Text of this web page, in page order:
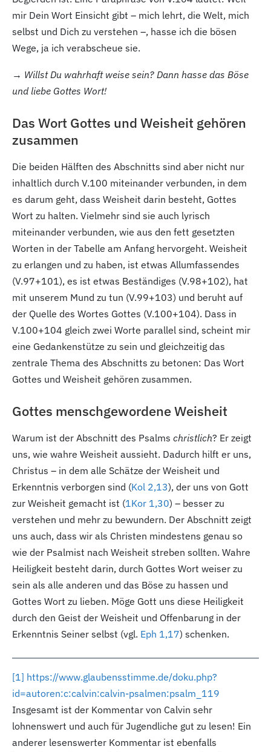
mir Dein Wort Einsicht gibt – mich lehrt, die Welt, mich
selbst und Dich zu verstehen –, hasse ich die bösen
Wege, ja ich verabscheue sie.
→ Willst Du wahrhaft weise sein? Dann hasse das Böse
und liebe Gottes Wort!
Das Wort Gottes und Weisheit gehören
zusammen
Die beiden Hälften des Abschnitts sind aber nicht nur
inhaltlich durch V.100 miteinander verbunden, in dem
es darum geht, dass Weisheit darin besteht, Gottes
Wort zu halten. Vielmehr sind sie auch lyrisch
miteinander verbunden, wie aus den fett gesetzten
Worten in der Tabelle am Anfang hervorgeht. Weisheit
zu erlangen und zu haben, ist etwas Allumfassendes
(V.97+101), es ist etwas Beständiges (V.98+102), hat
mit unserem Mund zu tun (V.99+103) und beruht auf
der Quelle des Wortes Gottes (V.100+104). Dass in
V.100+104 gleich zwei Worte parallel sind, scheint mir
eine Gedankenstütze zu sein und gleichzeitig das
zentrale Thema des Abschnitts zu betonen: Das Wort
Gottes und Weisheit gehören zusammen.
Gottes menschgewordene Weisheit
Warum ist der Abschnitt des Psalms christlich? Er zeigt
uns, wie wahre Weisheit aussieht. Dadurch hilft er uns,
Christus – in dem alle Schätze der Weisheit und
Erkenntnis verborgen sind (Kol 2,13), der uns von Gott
zur Weisheit gemacht ist (1Kor 1,30) – besser zu
verstehen und mehr zu bewundern. Der Abschnitt zeigt
uns auch, dass wir als Christen mindestens genau so
wie der Psalmist nach Weisheit streben sollten. Wahre
Heiligkeit besteht darin, durch Gottes Wort weiser zu
sein als alle anderen und das Böse zu hassen und
Gottes Wort zu lieben. Möge Gott uns diese Heiligkeit
durch den Geist der Weisheit und Offenbarung in der
Erkenntnis Seiner selbst (vgl. Eph 1,17) schenken.
[1] https://www.glaubensstimme.de/doku.php?
id=autoren:c:calvin:calvin-psalmen:psalm_119
Insgesamt ist der Kommentar von Calvin sehr
lohnenswert und auch für Jugendliche gut zu lesen! Ein
anderer lesenswerter Kommentar ist ebenfalls